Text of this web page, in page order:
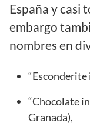
España y casi
embargo
nombres en
“Esconderite
“Chocolate
Granada),